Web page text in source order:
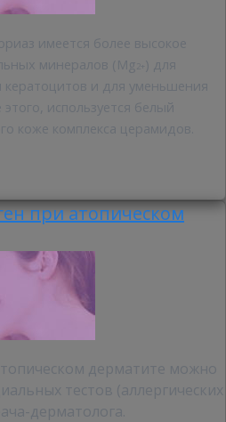
имеется более высокое
минералов (Mg2+ ) для
и для уменьшения
используется белый
коже комплекса церамидов.
при атопическом
дерматите можно
тестов (аллергических
дерматолога.